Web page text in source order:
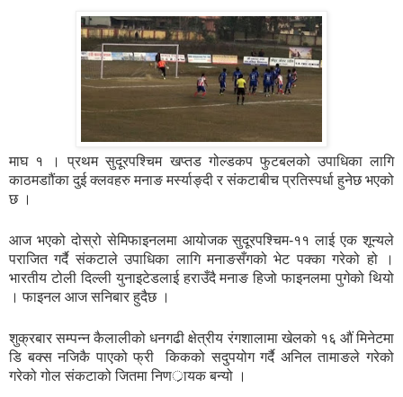
माघ १ । प्रथम सुदूरपश्चिम खप्तड गोल्डकप फुटबलको उपाधिका लागि
काठमडाौंका दुई क्लवहरु मनाङ मर्स्याङ्दी र संकटाबीच प्रतिस्पर्धा हुनेछ भएको
छ ।
आज भएको दोस्रो सेमिफाइनलमा आयोजक सुदूरपश्चिम-११ लाई एक शून्यले
पराजित गर्दै संकटाले उपाधिका लागि मनाङसँगको भेट पक्का गरेको हो ।
भारतीय टोली दिल्ली युनाइटेडलाई हराउँदै मनाङ हिजो फाइनलमा पुगेको थियो
। फाइनल आज सनिबार हुदैछ ।
शुक्रबार सम्पन्न कैलालीको धनगढी क्षेत्रीय रंगशालामा खेलको १६ औं मिनेटमा
डि बक्स नजिकै पाएको फ्री किकको सदुपयोग गर्दै अनिल तामाङले गरेको
गरेको गोल संकटाको जितमा निणर्ायक बन्यो ।